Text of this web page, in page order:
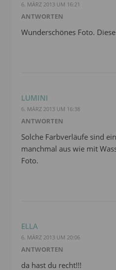
6. MÄRZ 2013 UM 16:21
ANTWORTEN
Wunderschönes Foto.
LUMINI
6. MÄRZ 2013 UM 16:38
ANTWORTEN
Solche Farbverläufe sind
manchmal aus wie mit
Foto.
ELLA
6. MÄRZ 2013 UM 20:06
ANTWORTEN
da hast du recht!!!